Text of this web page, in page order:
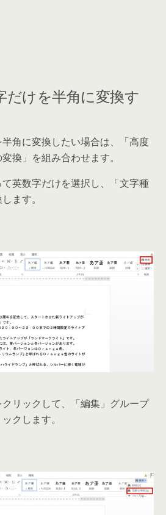
だけを半角に変換す
角に変換したい場合は、「高度
換」を組み合わせます。
て英数字だけを選択し、「文字種
ます。
リックして、「編集」グループ
クします。